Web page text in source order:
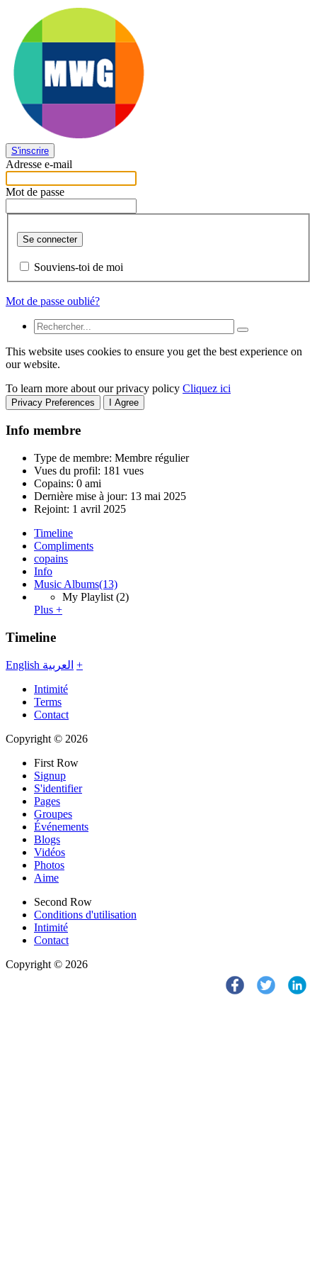
S'inscrire
Adresse e-mail
Mot de passe
Se connecter
Souviens-toi de moi
Mot de passe oublié?
This website uses cookies to ensure you get the best experience on
our website.
To learn more about our privacy policy Cliquez ici
Privacy Preferences I Agree
Info membre
Type de membre: Membre régulier
Vues du profil: 181 vues
Copains: 0 ami
Dernière mise à jour: 13 mai 2025
Rejoint: 1 avril 2025
Timeline
Compliments
copains
Info
Music Albums(13)
My Playlist (2)
Plus +
Timeline
English العربية +
Intimité
Terms
Contact
Copyright © 2026
First Row
Signup
S'identifier
Pages
Groupes
Événements
Blogs
Vidéos
Photos
Aime
Second Row
Conditions d'utilisation
Intimité
Contact
Copyright © 2026